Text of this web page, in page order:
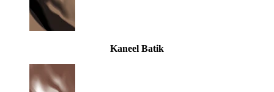
Kaneel Batik